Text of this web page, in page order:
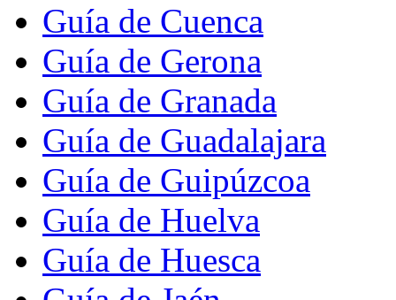
Guía de Cuenca
Guía de Gerona
Guía de Granada
Guía de Guadalajara
Guía de Guipúzcoa
Guía de Huelva
Guía de Huesca